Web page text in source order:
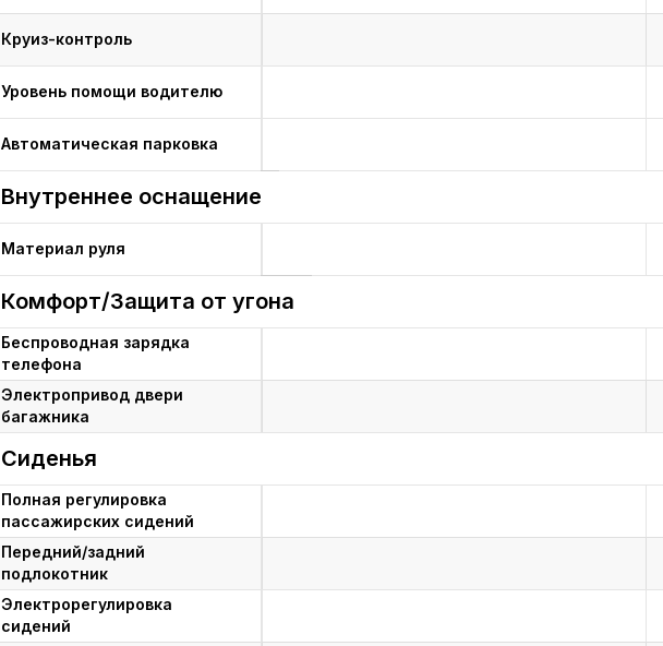
Круиз-контроль
Уровень помощи водителю
Автоматическая парковка
Внутреннее оснащение
Материал руля
Комфорт/Защита от угона
Беспроводная зарядка
телефона
Электропривод двери
багажника
Сиденья
Полная регулировка
пассажирских сидений
Передний/задний
подлокотник
Электрорегулировка
сидений